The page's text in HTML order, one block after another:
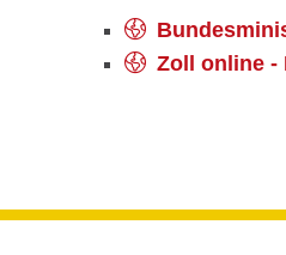
Zoll online -